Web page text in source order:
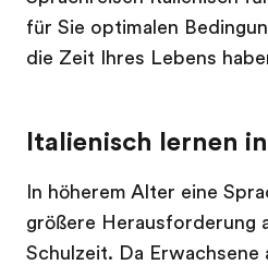
für Sie optimalen
die Zeit Ihres Lebens
Italienisch lernen
In höherem Alter eine
größere Herausforderung
Schulzeit. Da Erwachsene